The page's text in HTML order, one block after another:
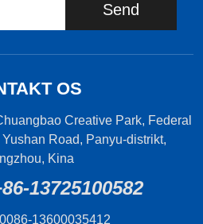
Send
OS
Creative Park, Federal
Yushan Road, Panyu-distrikt,
Kina
13725100582
0086-13600035412